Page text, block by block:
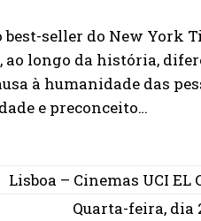
best-seller do New York
ao longo da história,
à humanidade das
e preconceito…
Lisboa – Cinemas UCI EL
Quarta-feira, dia